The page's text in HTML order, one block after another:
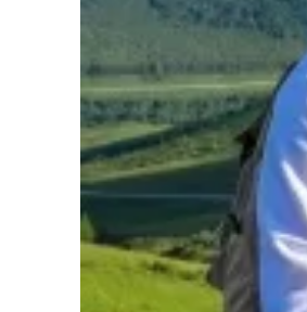
туроператоров
туристических
Алтайского края
граждан
коррупции